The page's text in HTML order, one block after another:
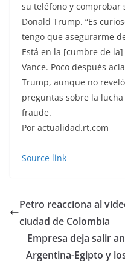
su teléfono y comprobar
Donald Trump. “Es
tengo que asegurarme
Está en la [cumbre de
Vance. Poco después
Trump, aunque no
preguntas sobre la
fraude.
Por actualidad.rt.com
Source link
Petro reacciona al
ciudad de Colombia
Empresa deja salir
Argentina-Egipto y